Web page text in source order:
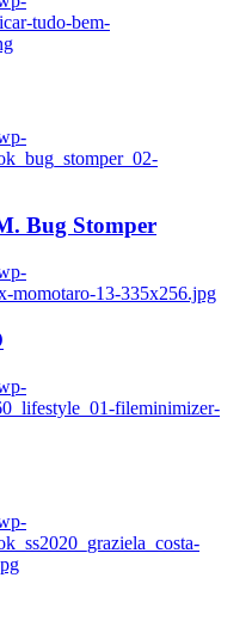
tudo-bem-
Bug Stomper
momotaro-13-335x256.jpg
fileminimizer-